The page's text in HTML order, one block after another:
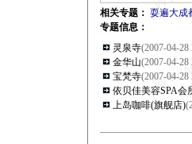
相关专题： 耍遍大成
专题信息：
灵泉寺(2007-04-28
金华山(2007-04-28
宝梵寺(2007-04-28
依贝佳美容SPA会
上岛咖啡(旗舰店)